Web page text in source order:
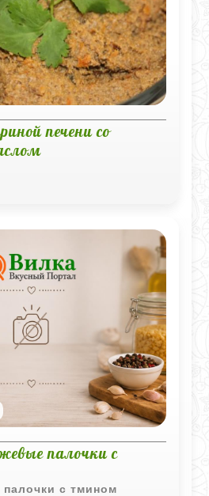
печени со
палочки с
с тмином